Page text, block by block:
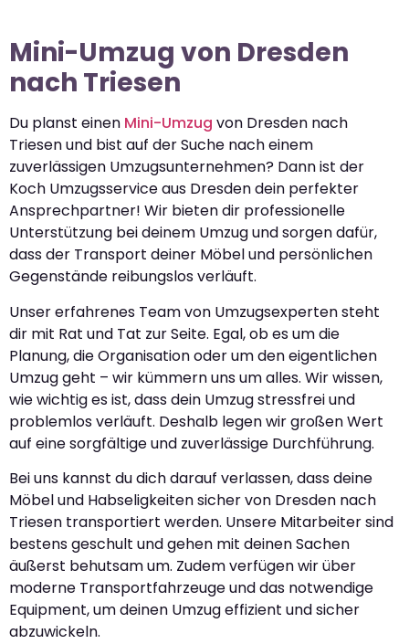
Mini-Umzug von Dresden
nach Triesen
Du planst einen Mini-Umzug von Dresden nach
Triesen und bist auf der Suche nach einem
zuverlässigen Umzugsunternehmen? Dann ist der
Koch Umzugsservice aus Dresden dein perfekter
Ansprechpartner! Wir bieten dir professionelle
Unterstützung bei deinem Umzug und sorgen dafür,
dass der Transport deiner Möbel und persönlichen
Gegenstände reibungslos verläuft.
Unser erfahrenes Team von Umzugsexperten steht
dir mit Rat und Tat zur Seite. Egal, ob es um die
Planung, die Organisation oder um den eigentlichen
Umzug geht – wir kümmern uns um alles. Wir wissen,
wie wichtig es ist, dass dein Umzug stressfrei und
problemlos verläuft. Deshalb legen wir großen Wert
auf eine sorgfältige und zuverlässige Durchführung.
Bei uns kannst du dich darauf verlassen, dass deine
Möbel und Habseligkeiten sicher von Dresden nach
Triesen transportiert werden. Unsere Mitarbeiter sind
bestens geschult und gehen mit deinen Sachen
äußerst behutsam um. Zudem verfügen wir über
moderne Transportfahrzeuge und das notwendige
Equipment, um deinen Umzug effizient und sicher
abzuwickeln.